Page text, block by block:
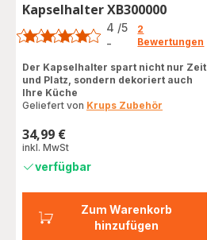
Zum Warenkorb
hinzufügen
Kapselhalter XB300000
Bewertung
mit
4
Sternen
(Durchschnitt)
4 /5
-
2
Bewertungen
Der Kapselhalter spart nicht nur Zeit
und Platz, sondern dekoriert auch
Ihre Küche
Geliefert von Krups Zubehör
Preis
34,99 €
inkl. MwSt
verfügbar